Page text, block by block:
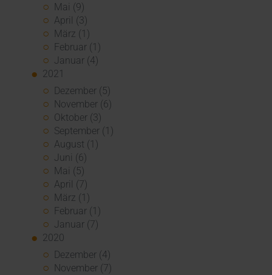
Mai (9)
April (3)
März (1)
Februar (1)
Januar (4)
2021
Dezember (5)
November (6)
Oktober (3)
September (1)
August (1)
Juni (6)
Mai (5)
April (7)
März (1)
Februar (1)
Januar (7)
2020
Dezember (4)
November (7)